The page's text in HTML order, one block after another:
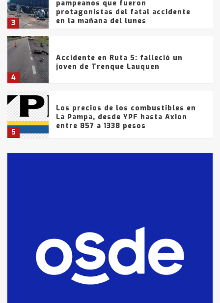
3
pampeanos que fueron
protagonistas del fatal accidente
en la mañana del lunes
4
Accidente en Ruta 5: falleció un
joven de Trenque Lauquen
5
Los precios de los combustibles en
La Pampa, desde YPF hasta Axion
entre 857 a 1338 pesos
fueron detenidos por
comercialización de drogas en la
tarde del sábado
T.Lauquen: se vendió el edificio de
lo que fue la planta Industrial del